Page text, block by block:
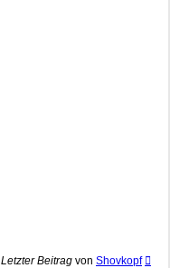
Letzter Beitrag von Shovkopf